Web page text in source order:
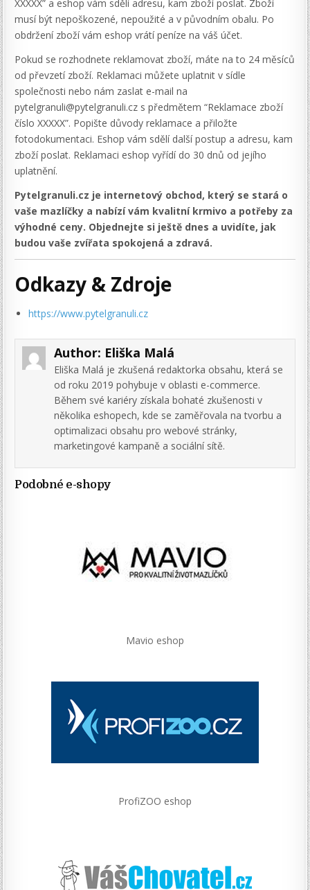
XXXXX” a eshop vám sdělí adresu, kam zboží poslat. Zboží
musí být nepoškozené, nepoužité a v původním obalu. Po
obdržení zboží vám eshop vrátí peníze na váš účet.
Pokud se rozhodnete reklamovat zboží, máte na to 24 měsíců
od převzetí zboží. Reklamaci můžete uplatnit v sídle
společnosti nebo nám zaslat e-mail na
pytelgranuli@pytelgranuli.cz s předmětem “Reklamace zboží
číslo XXXXX”. Popište důvody reklamace a přiložte
fotodokumentaci. Eshop vám sdělí další postup a adresu, kam
zboží poslat. Reklamaci eshop vyřídí do 30 dnů od jejího
uplatnění.
Pytelgranuli.cz je internetový obchod, který se stará o
vaše mazlíčky a nabízí vám kvalitní krmivo a potřeby za
výhodné ceny. Objednejte si ještě dnes a uvidíte, jak
budou vaše zvířata spokojená a zdravá.
Odkazy & Zdroje
https://www.pytelgranuli.cz
Author: Eliška Malá
Eliška Malá je zkušená redaktorka obsahu, která se
od roku 2019 pohybuje v oblasti e-commerce.
Během své kariéry získala bohaté zkušenosti v
několika eshopech, kde se zaměřovala na tvorbu a
optimalizaci obsahu pro webové stránky,
marketingové kampaně a sociální sítě.
Podobné e-shopy
Mavio eshop
ProfiZOO eshop